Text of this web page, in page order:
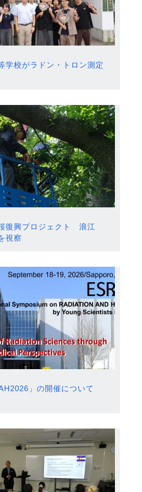
学校がラドン・トロン測定
復興プロジェクト 浪江
視察
」の開催について